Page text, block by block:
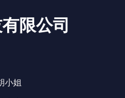
限公司
小姐